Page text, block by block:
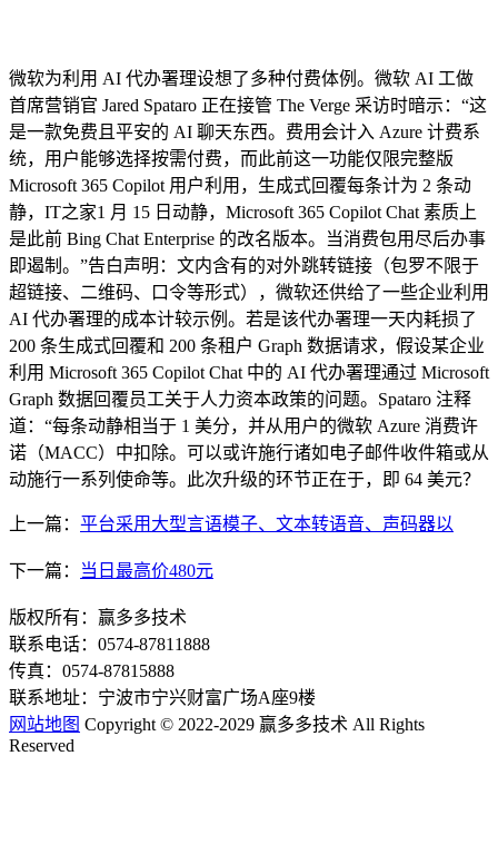
微软为利用 AI 代办署理设想了多种付费体例。微软 AI 工做
首席营销官 Jared Spataro 正在接管 The Verge 采访时暗示：“这
是一款免费且平安的 AI 聊天东西。费用会计入 Azure 计费系
统，用户能够选择按需付费，而此前这一功能仅限完整版
Microsoft 365 Copilot 用户利用，生成式回覆每条计为 2 条动
静，IT之家1 月 15 日动静，Microsoft 365 Copilot Chat 素质上
是此前 Bing Chat Enterprise 的改名版本。当消费包用尽后办事
即遏制。”告白声明：文内含有的对外跳转链接（包罗不限于
超链接、二维码、口令等形式），微软还供给了一些企业利用
AI 代办署理的成本计较示例。若是该代办署理一天内耗损了
200 条生成式回覆和 200 条租户 Graph 数据请求，假设某企业
利用 Microsoft 365 Copilot Chat 中的 AI 代办署理通过 Microsoft
Graph 数据回覆员工关于人力资本政策的问题。Spataro 注释
道：“每条动静相当于 1 美分，并从用户的微软 Azure 消费许
诺（MACC）中扣除。可以或许施行诸如电子邮件收件箱或从
动施行一系列使命等。此次升级的环节正在于，即 64 美元？
上一篇： 平台采用大型言语模子、文本转语音、声码器以
下一篇： 当日最高价480元
版权所有：赢多多技术
联系电话：0574-87811888
传真：0574-87815888
联系地址：宁波市宁兴财富广场A座9楼
网站地图 Copyright © 2022-2029 赢多多技术 All Rights
Reserved